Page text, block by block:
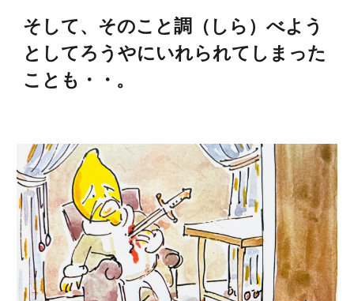
そして、そのこと調（しら）べよう
としてろうやにいれられてしまった
ことも・・。